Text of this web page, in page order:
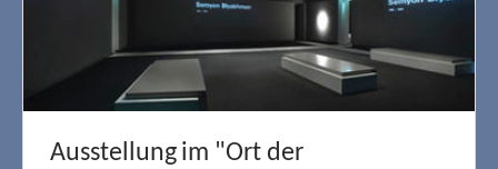
Ausstellung im "Ort der